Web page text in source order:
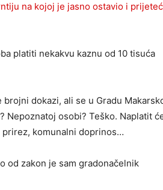
na kojoj je jasno ostavio i
platiti nekakvu kaznu od 10 tisuća
dokazi, ali se u Gradu
Nepoznatoj osobi? Teško. Naplatit
prirez, komunalni doprinos…
od zakon je sam gradonačelnik